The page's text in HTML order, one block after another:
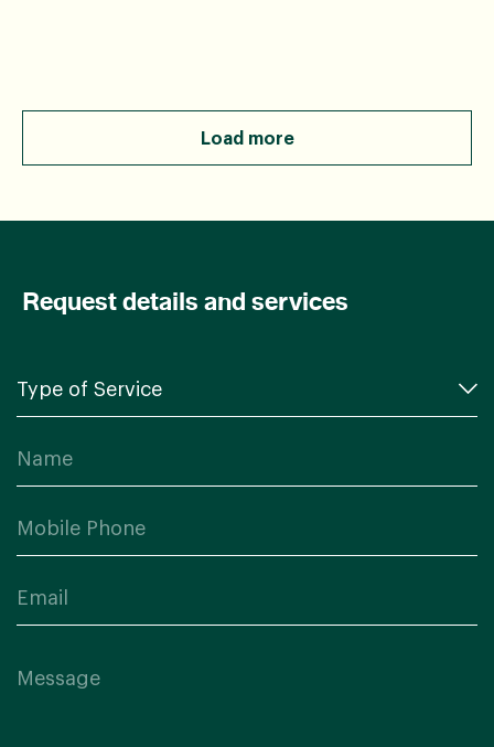
Load more
Request details and services